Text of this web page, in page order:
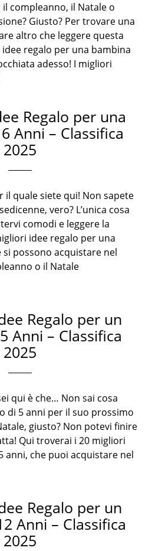
il compleanno, il Natale o
Giusto? Per trovare una
altro che leggere questa
regalo per una bambina
adesso! I migliori
Regalo per una
Anni – Classifica
2025
il quale siete qui! Non sapete
vero? L’unica cosa
comodi e leggere la
idee regalo per una
si possono acquistare nel
o il Natale
Regalo per un
Anni – Classifica
2025
qui è che… Non sai cosa
di 5 anni per il suo prossimo
giusto? Non potevi finire
Qui troverai i 20 migliori
anni, che puoi acquistare nel
Regalo per un
Anni – Classifica
2025